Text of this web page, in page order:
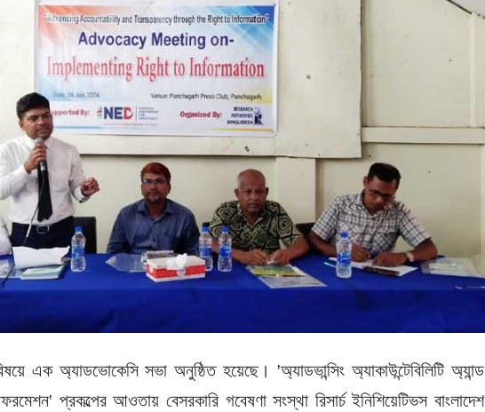
এক অ্যাডভোকেসি সভা অনুষ্ঠিত হয়েছে। 'অ্যাডভান্সিং অ্যাকাউন্টেবিলিটি অ্যান্ড
প্রকল্পের আওতায় বেসরকারি গবেষণা সংস্থা রিসার্চ ইনিশিয়েটিভস বাংলাদেশ